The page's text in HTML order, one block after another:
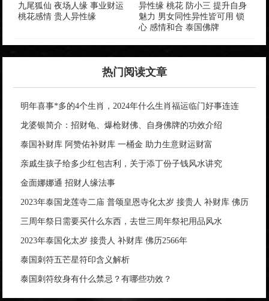
九尾狐仙 夜场人缘 事业财运
桃花感情 贵人异性缘
异性缘 桃花 防小三 提升自身
魅力 男女同性异性皆可用 锁
心 感情和合 泰国佛牌
热门阅读文章
明年喜事*多的4个生肖，2024年什么生肖福运临门好事连连
龙婆银简介：招财龟、爆枪财佛、自身佛牌的功效介绍
泰国补财库 阿赞佑补财库 一桶金 助力生意财运财富
亲戚生孩子给多少红包吉利，关于添丁份子钱风水讲究
金面娜娜通 招财人缘法事
2023年泰国龙莲寺二庙 普颂皇恩寺化太岁 接贵人 补财库 佛历
2566年
三周年祭日需要买什么东西，去世三周年祭祀用品风水
2023年泰国化太岁 接贵人 补财库 佛历2566年
泰国刺符五芒星符印含义解析
泰国刺符纹身有什么禁忌？有哪些功效？